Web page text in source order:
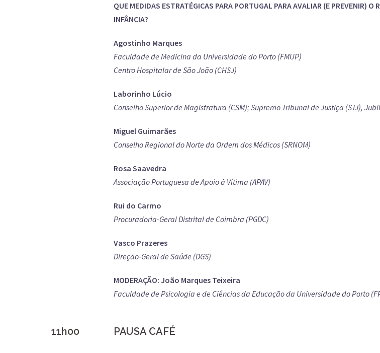
QUE MEDIDAS ESTRATÉGICAS PARA PORTUGAL PARA AVALIAR (E PREVENIR)
INFÂNCIA?
Agostinho Marques
Faculdade de Medicina da Universidade do Porto (FMUP)
Centro Hospitalar de São João (CHSJ)
Laborinho Lúcio
Conselho Superior de Magistratura (CSM); Supremo Tribunal de Justiça (STJ),
Miguel Guimarães
Conselho Regional do Norte da Ordem dos Médicos (SRNOM)
Rosa Saavedra
Associação Portuguesa de Apoio à Vítima (APAV)
Rui do Carmo
Procuradoria-Geral Distrital de Coimbra (PGDC)
Vasco Prazeres
Direção-Geral de Saúde (DGS)
MODERAÇÃO: João Marques Teixeira
Faculdade de Psicologia e de Ciências da Educação da Universidade do Porto
11h00 PAUSA CAFÉ